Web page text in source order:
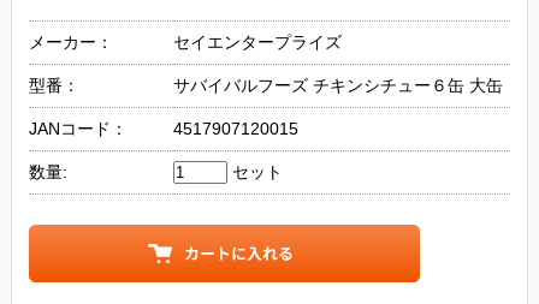
メーカー： セイエンタープライズ
型番： サバイバルフーズ チキンシチュー６缶 大缶
JANコード： 4517907120015
数量: セット